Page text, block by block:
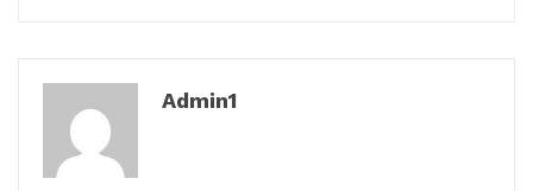
Admin1